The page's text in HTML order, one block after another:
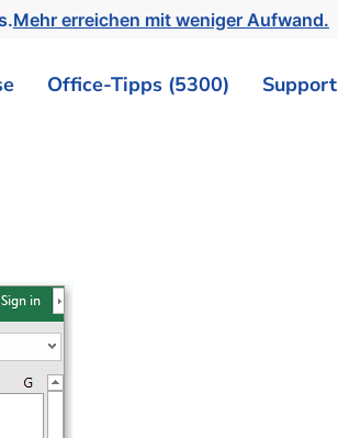
Mehr erreichen mit weniger Aufwand.
Office-Tipps (5300) Support